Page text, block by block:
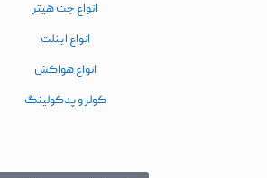
انواع جت هیتر
انواع اینلت
انواع هواکش
کولر و پدکولینگ